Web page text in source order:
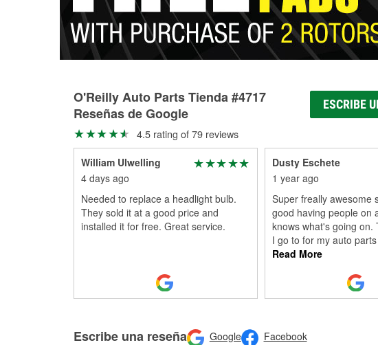
O'Reilly Auto Parts Tienda #4717
Reseñas de Google
ESCRIBE
4.5 rating of 79 reviews
William Ulwelling
4 days ago
Needed to replace a headlight bulb.
They sold it at a good price and
installed it for free. Great service.
Dusty Eschete
1 year ago
Super freally awesome
good having people on
knows what's going on.
I go to for my auto
Read More
Escribe una reseña Google Facebook